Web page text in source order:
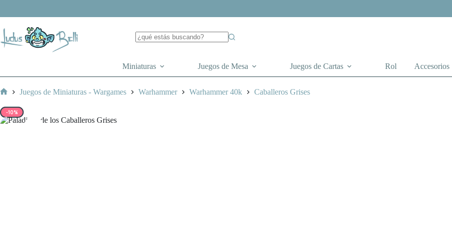
Miniaturas Juegos de Mesa Juegos de Cartas Rol Accesorios
Juegos de Miniaturas - Wargames Warhammer Warhammer 40k Caballeros Grises
-10%